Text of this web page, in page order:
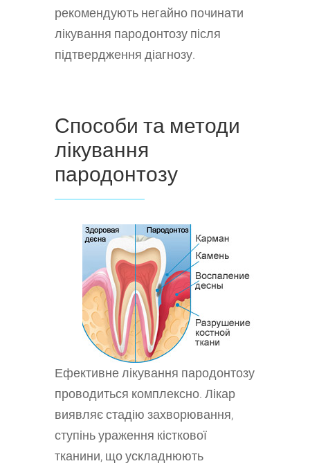
рекомендують негайно починати
лікування пародонтозу після
підтвердження діагнозу.
Способи та методи
лікування
пародонтозу
Ефективне лікування пародонтозу
проводиться комплексно. Лікар
виявляє стадію захворювання,
ступінь ураження кісткової
тканини, що ускладнюють